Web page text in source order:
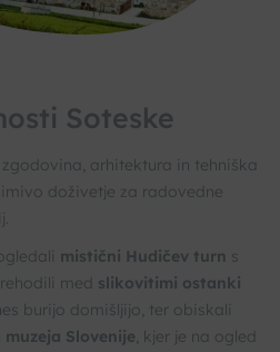
Soteske
zgodovina, arhitektura in tehniška
doživetje za radovedne
mistični Hudičev turn s
med slikovitimi ostanki
burijo domišljijo, ter obiskali
Slovenije, kjer je na ogled